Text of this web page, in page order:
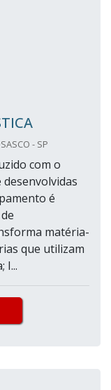
- SP
com o
é
matéria-
que utilizam
I...